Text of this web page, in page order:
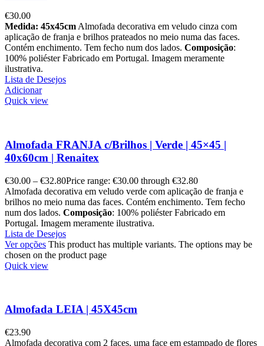
€30.00
Medida: 45x45cm Almofada decorativa em veludo cinza com
aplicação de franja e brilhos prateados no meio numa das faces.
Contém enchimento. Tem fecho num dos lados. Composição:
100% poliéster Fabricado em Portugal. Imagem meramente
ilustrativa.
Lista de Desejos
Adicionar
Quick view
Almofada FRANJA c/Brilhos | Verde | 45×45 |
40x60cm | Renaitex
€30.00 – €32.80Price range: €30.00 through €32.80
Almofada decorativa em veludo verde com aplicação de franja e
brilhos no meio numa das faces. Contém enchimento. Tem fecho
num dos lados. Composição: 100% poliéster Fabricado em
Portugal. Imagem meramente ilustrativa.
Lista de Desejos
Ver opções This product has multiple variants. The options may be
chosen on the product page
Quick view
Almofada LEIA | 45X45cm
€23.90
Almofada decorativa com 2 faces, uma face em estampado de flores